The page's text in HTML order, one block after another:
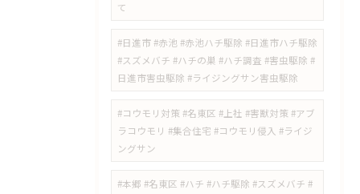
て
#日進市 #赤池 #赤池ハチ駆除 #日進市ハチ駆除
#スズメバチ #ハチの巣 #ハチ調査 #害虫駆除 #
日進市害虫駆除 #ライジングサン害虫駆除
#コウモリ対策 #名東区 #上社 #害獣対策 #アブ
ラコウモリ #集合住宅 #コウモリ侵入 #ライジ
ングサン
#本郷 #名東区 #ハチ #ハチ駆除 #スズメバチ #